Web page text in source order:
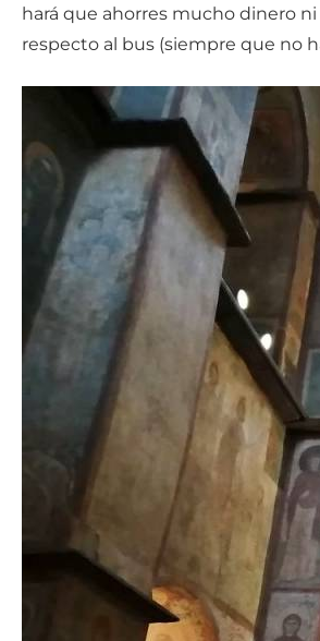
hará que ahorres mucho dinero
respecto al bus (siempre que no